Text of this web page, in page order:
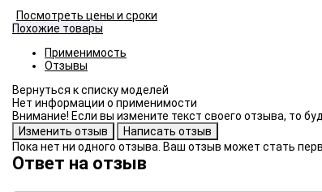
Посмотреть цены и сроки
Похожие товары
Применимость
Отзывы
Нет информации о применимости
Внимание! Если вы измените текст своего отзыва, то
Пока нет ни одного отзыва. Ваш отзыв может стать
Ответ на отзыв